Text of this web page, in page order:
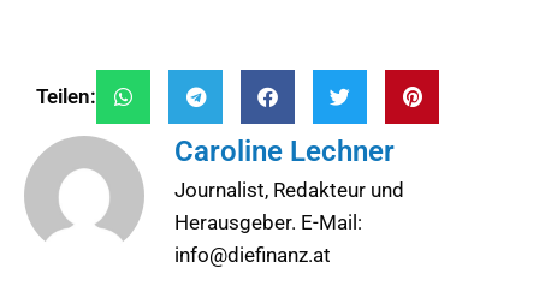
Teilen:
Caroline Lechner
Journalist, Redakteur und
Herausgeber. E-Mail:
info@diefinanz.at